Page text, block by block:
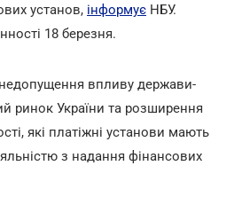
установ, інформує НБУ.
18 березня.
впливу держави-
ринок України та розширення
які платіжні установи мають
з надання фінансових